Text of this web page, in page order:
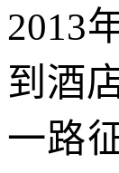
2013
到酒
一路